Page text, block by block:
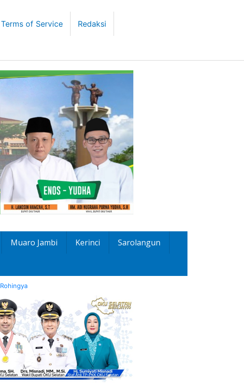
Terms of Service Redaksi
Muaro Jambi Kerinci Sarolangun
Rohingya